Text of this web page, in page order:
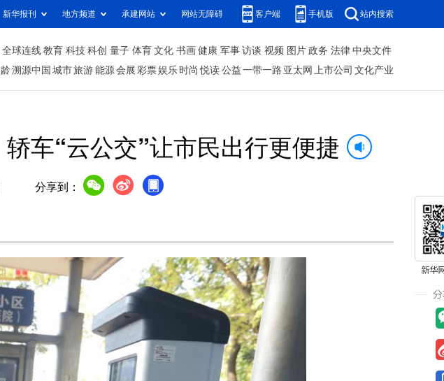
新华报刊 地方频道 承建网站 网站无障碍 客户端 手机版 站内搜索
全球连线 教育 科技 科创 量子 体育 文化 书画 健康 军事 访谈 视频 图片 政务 法律 中央文件
溯源中国 城市旅游 能源 会展 彩票娱乐 时尚 悦读 公益 一带一路 亚太网 上市公司 文化产业
车“云公交”让市民出行更便捷
分享到：